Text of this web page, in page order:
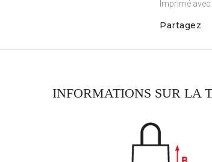
Imprimé
Partagez
INFORMATIONS SUR LA